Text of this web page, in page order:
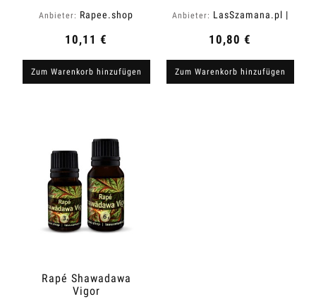
Anbieter: Rapee.shop
10,11 €
Zum Warenkorb hinzufügen
Anbieter: LasSzamana.pl |
10,80 €
Zum Warenkorb hinzufügen
Rapé Shawadawa
Vigor